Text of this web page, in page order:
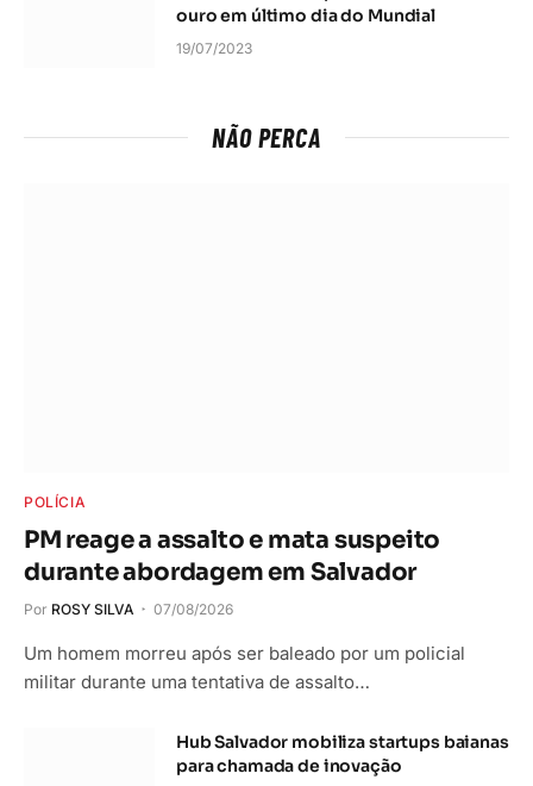
ouro em último dia do Mundial
19/07/2023
NÃO PERCA
POLÍCIA
PM reage a assalto e mata suspeito
durante abordagem em Salvador
Por ROSY SILVA 07/08/2026
Um homem morreu após ser baleado por um policial
militar durante uma tentativa de assalto…
Hub Salvador mobiliza startups baianas
para chamada de inovação